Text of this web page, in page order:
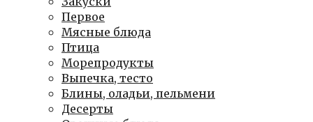
Первое
Мясные блюда
Птица
Морепродукты
Выпечка, тесто
Блины, оладьи, пельмени
Десерты